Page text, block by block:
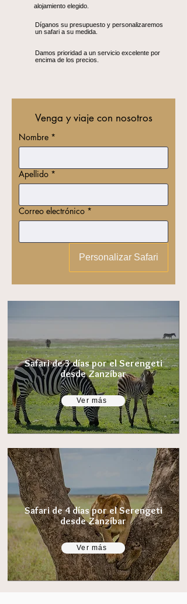
alojamiento elegido.
Díganos su presupuesto y personalizaremos
un safari a su medida.
Damos prioridad a un servicio excelente por
encima de los precios.
Venga y viaje con nosotros
Nombre *
Apellido *
Correo electrónico *
Personalizar Safari
Safari de 3 días por el Serengeti
desde Zanzíbar
Ver más
Safari de 4 días por el Serengeti
desde Zanzíbar
Ver más